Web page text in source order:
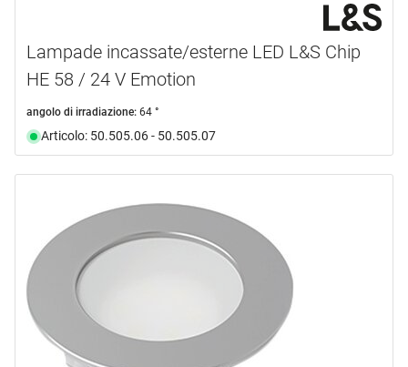
Lampade incassate/esterne LED L&S Chip
HE 58 / 24 V Emotion
angolo di irradiazione: 64 °
Articolo: 50.505.06 - 50.505.07